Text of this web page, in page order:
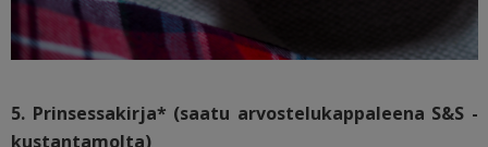
5. Prinsessakirja* (saatu arvostelukappaleena S&S -
kustantamolta)